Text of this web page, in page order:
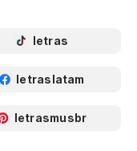
letras
letraslatam
letrasmusbr